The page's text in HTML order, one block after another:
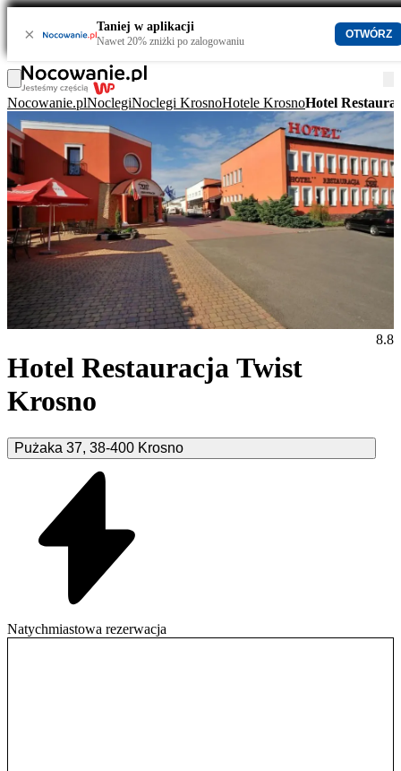
× Taniej w aplikacji
Nawet 20% zniżki po zalogowaniu
OTWÓRZ
Nocowanie.plNoclegiNoclegi KrosnoHotele KrosnoHotel
Hotel Restauracja Twist
Krosno
Pużaka 37, 38-400 Krosno
8.8
Natychmiastowa rezerwacja